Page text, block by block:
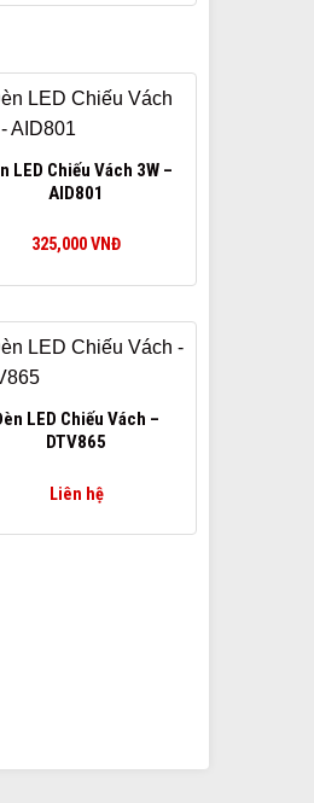
LED Chiếu Vách 3W –
AID801
325,000VNĐ
LED Chiếu Vách –
DTV865
Liên hệ